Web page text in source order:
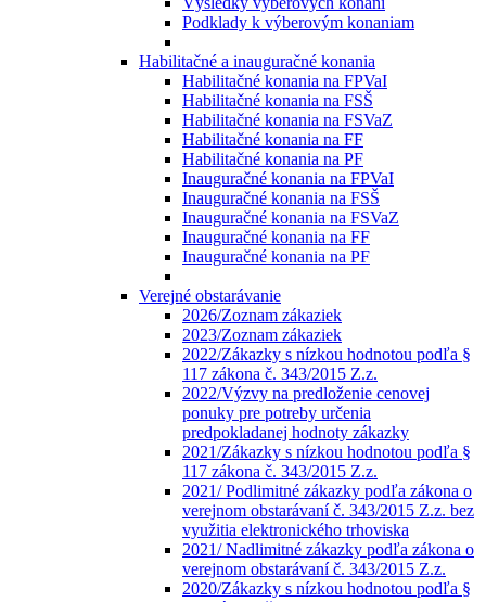
Podklady k výberovým konaniam
Habilitačné a inauguračné konania
Habilitačné konania na FPVaI
Habilitačné konania na FSŠ
Habilitačné konania na FSVaZ
Habilitačné konania na FF
Habilitačné konania na PF
Inauguračné konania na FPVaI
Inauguračné konania na FSŠ
Inauguračné konania na FSVaZ
Inauguračné konania na FF
Inauguračné konania na PF
Verejné obstarávanie
2026/Zoznam zákaziek
2023/Zoznam zákaziek
2022/Zákazky s nízkou hodnotou podľa §
117 zákona č. 343/2015 Z.z.
2022/Výzvy na predloženie cenovej
ponuky pre potreby určenia
predpokladanej hodnoty zákazky
2021/Zákazky s nízkou hodnotou podľa §
117 zákona č. 343/2015 Z.z.
2021/ Podlimitné zákazky podľa zákona o
verejnom obstarávaní č. 343/2015 Z.z. bez
využitia elektronického trhoviska
2021/ Nadlimitné zákazky podľa zákona o
verejnom obstarávaní č. 343/2015 Z.z.
2020/Zákazky s nízkou hodnotou podľa §